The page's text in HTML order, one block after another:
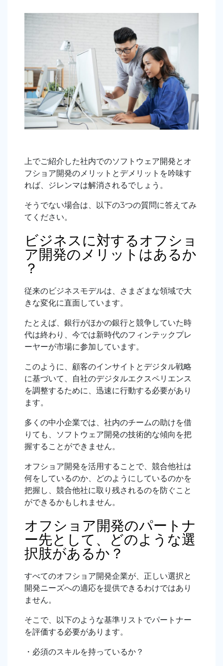
上でご紹介した社内でのソフトウェア開発とオ
フショア開発のメリットとデメリットを吟味す
れば、ジレンマは解消されるでしょう。
そうでない場合は、以下の3つの質問に答えてみ
てください。
ビジネスに対するオフショ
ア開発のメリットはあるか
？
従来のビジネスモデルは、さまざまな領域で大
きな変化に直面しています。
たとえば、銀行がほかの銀行と競争していた時
代は終わり、今では新時代のフィンテックプレ
ーヤーが市場に参加しています。
このように、顧客のインサイトとデジタル戦略
に基づいて、自社のデジタルエクスペリエンス
を調整するために、迅速に行動する必要があり
ます。
多くの中小企業では、社内のチームの助けを借
りても、ソフトウェア開発の技術的な傾向を把
握することができません。
オフショア開発を活用することで、競合他社は
何をしているのか、どのようにしているのかを
把握し、競合他社に取り残されるのを防ぐこと
ができるかもしれません。
オフショア開発のパートナ
ー先として、どのような選
択肢があるか？
すべてのオフショア開発企業が、正しい選択と
開発ニーズへの適応を提供できるわけではあり
ません。
そこで、以下のような基準リストでパートナー
を評価する必要があります。
・必須のスキルを持っているか？